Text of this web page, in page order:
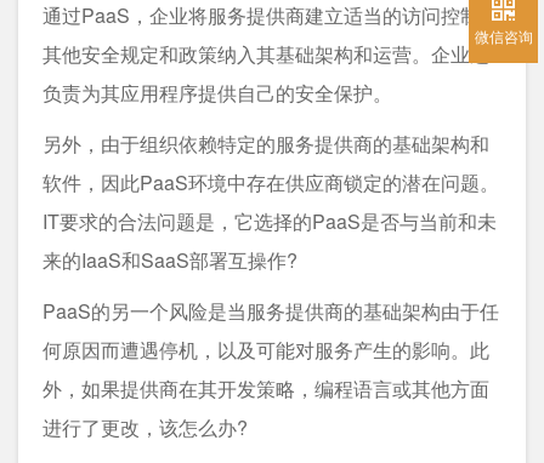
通过PaaS，企业将服务提供商建立适当的访问控制和
其他安全规定和政策纳入其基础架构和运营。企业还
负责为其应用程序提供自己的安全保护。
另外，由于组织依赖特定的服务提供商的基础架构和
软件，因此PaaS环境中存在供应商锁定的潜在问题。
IT要求的合法问题是，它选择的PaaS是否与当前和未
来的IaaS和SaaS部署互操作?
PaaS的另一个风险是当服务提供商的基础架构由于任
何原因而遭遇停机，以及可能对服务产生的影响。此
外，如果提供商在其开发策略，编程语言或其他方面
进行了更改，该怎么办?
微信咨询